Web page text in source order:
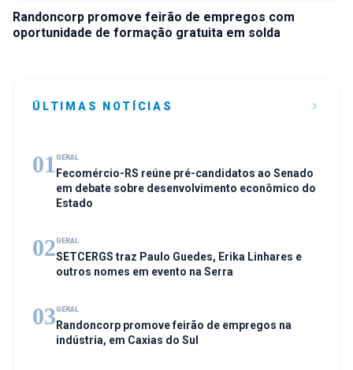
Randoncorp promove feirão de empregos com
oportunidade de formação gratuita em solda
ÚLTIMAS NOTÍCIAS
01 GERAL
Fecomércio-RS reúne pré-candidatos ao Senado
em debate sobre desenvolvimento econômico do
Estado
02GERAL
SETCERGS traz Paulo Guedes, Erika Linhares e
outros nomes em evento na Serra
03GERAL
Randoncorp promove feirão de empregos na
indústria, em Caxias do Sul